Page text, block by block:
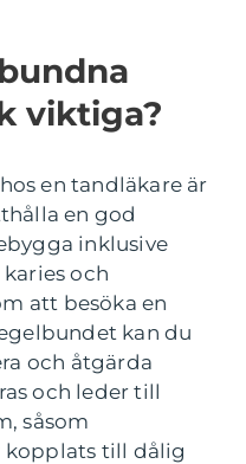
viktiga?
en tandläkare är
en god
inklusive
och
att besöka en
kan du
och åtgärda
och leder till
såsom
kopplats till dålig